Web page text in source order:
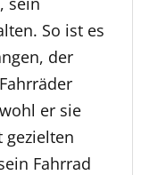
So ist es
der
er sie
gezielten
Fahrrad